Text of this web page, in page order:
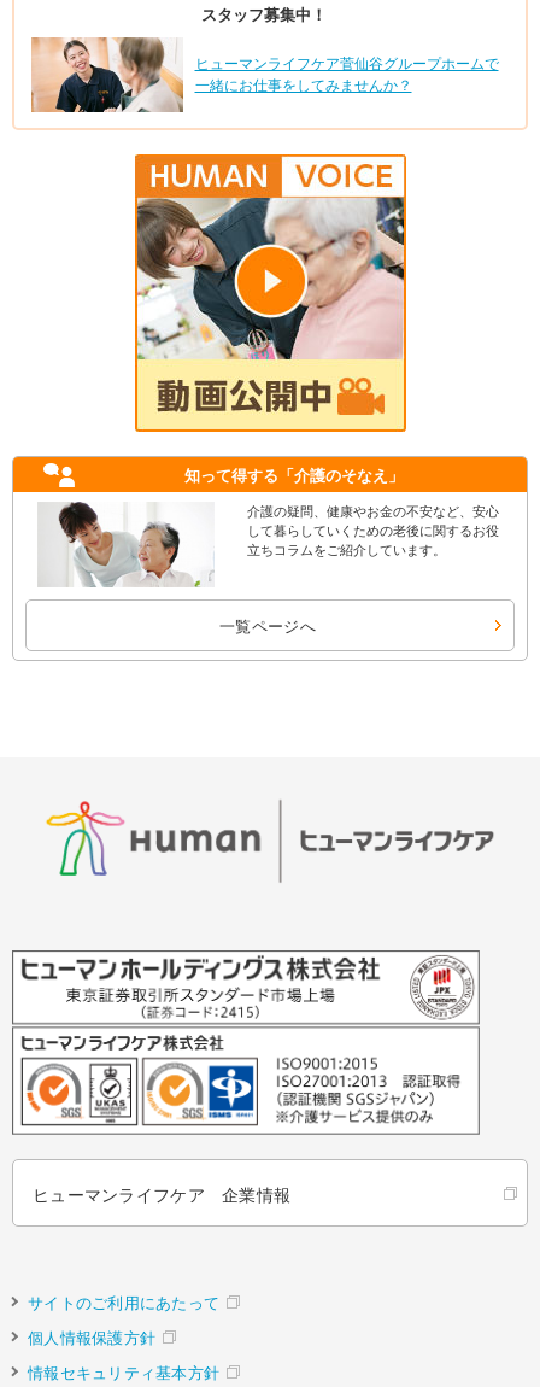
スタッフ募集中！
ヒューマンライフケア菅仙谷グループホームで
一緒にお仕事をしてみませんか？
知って得する 「介護のそなえ」
介護の疑問、健康やお金の不安など、安心
して暮らしていくための老後に関するお役
立ちコラムをご紹介しています。
一覧ページへ
ヒューマンライフケア 企業情報
サイトのご利用にあたって
個人情報保護方針
情報セキュリティ基本方針